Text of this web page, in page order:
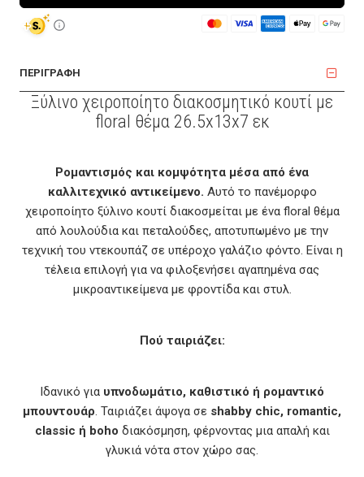
ΠΕΡΙΓΡΑΦΗ
Ξύλινο χειροποίητο διακοσμητικό κουτί με
floral θέμα 26.5x13x7 εκ
Ρομαντισμός και κομψότητα μέσα από ένα
καλλιτεχνικό αντικείμενο. Αυτό το πανέμορφο
χειροποίητο ξύλινο κουτί διακοσμείται με ένα floral θέμα
από λουλούδια και πεταλούδες, αποτυπωμένο με την
τεχνική του ντεκουπάζ σε υπέροχο γαλάζιο φόντο. Είναι η
τέλεια επιλογή για να φιλοξενήσει αγαπημένα σας
μικροαντικείμενα με φροντίδα και στυλ.
Πού ταιριάζει:
Ιδανικό για υπνοδωμάτιο, καθιστικό ή ρομαντικό
μπουντουάρ. Ταιριάζει άψογα σε shabby chic, romantic,
classic ή boho διακόσμηση, φέρνοντας μια απαλή και
γλυκιά νότα στον χώρο σας.